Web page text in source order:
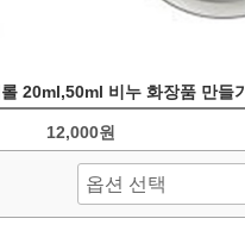
20ml,50ml 비누 화장품 만들기
12,000원